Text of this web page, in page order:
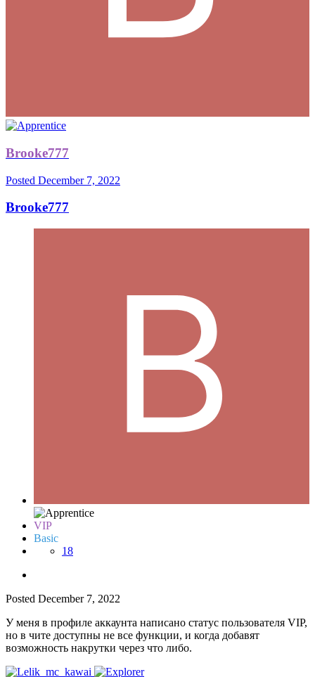
Brooke777
Posted December 7, 2022
Brooke777
VIP
Basic
18
Posted December 7, 2022
У меня в профиле аккаунта написано статус пользователя VIP,
но в чите доступны не все функции, и когда добавят
возможность накрутки через что либо.